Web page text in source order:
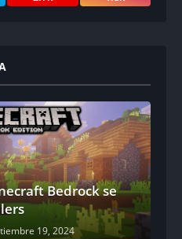
Bedrock se
19, 2024